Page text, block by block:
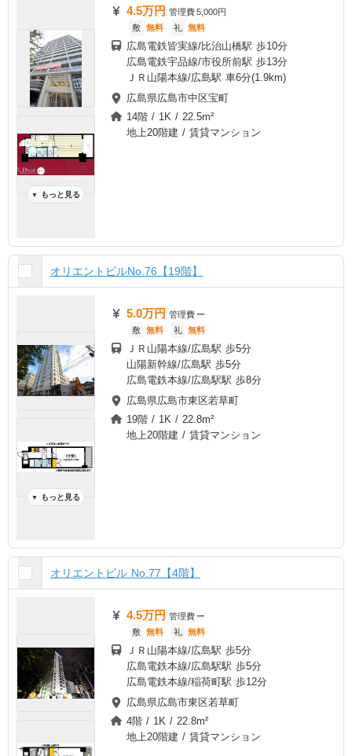
▼ もっと見る
4.5万円 管理費5,000円
敷 無料 礼 無料
広島電鉄皆実線/比治山橋駅 歩10分
広島電鉄宇品線/市役所前駅 歩13分
ＪＲ山陽本線/広島駅 車6分(1.9km)
広島県広島市中区宝町
14階 / 1K / 22.5m²
地上20階建 / 賃貸マンション
オリエントビルNo.76【19階】
▼ もっと見る
5.0万円 管理費 ー
敷 無料 礼 無料
ＪＲ山陽本線/広島駅 歩5分
山陽新幹線/広島駅 歩5分
広島電鉄本線/広島駅駅 歩8分
広島県広島市東区若草町
19階 / 1K / 22.8m²
地上20階建 / 賃貸マンション
オリエントビル No.77【4階】
4.5万円 管理費 ー
敷 無料 礼 無料
ＪＲ山陽本線/広島駅 歩5分
広島電鉄本線/広島駅駅 歩5分
広島電鉄本線/稲荷町駅 歩12分
広島県広島市東区若草町
4階 / 1K / 22.8m²
地上20階建 / 賃貸マンション